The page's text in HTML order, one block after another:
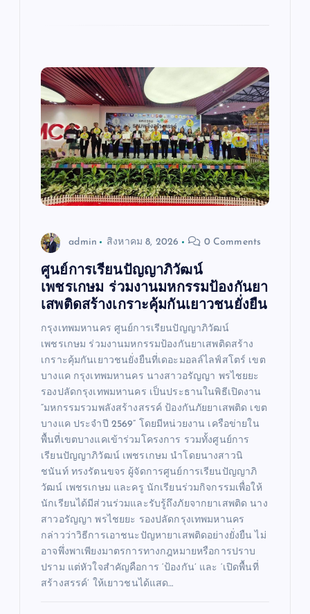
admin สิงหาคม 8, 2026 0 Comments
ศูนย์การเรียนปัญญาภิวัฒน์
เพชรเกษม ร่วมงานมหกรรมป้องกันยา
เสพติดสร้างเกราะคุ้มกันเยาวชนยั่งยืน
กรุงเทพมหานคร ศูนย์การเรียนปัญญาภิวัฒน์
เพชรเกษม ร่วมงานมหกรรมป้องกันยาเสพติดสร้าง
เกราะคุ้มกันเยาวชนยั่งยืนที่เดอะมอลล์ไลฟ์สโตร์ เขต
บางแค กรุงเทพมหานคร นางสาวอรัญญา พรไชยยะ
รองปลัดกรุงเทพมหานคร เป็นประธานในพิธีเปิดงาน
“มหกรรมรวมพลังสร้างสรรค์ ป้องกันภัยยาเสพติด เขต
บางแค ประจำปี 2569” โดยมีหน่วยงาน เครือข่ายใน
พื้นที่เขตบางแคเข้าร่วมโครงการ รวมทั้งศูนย์การ
เรียนปัญญาภิวัฒน์ เพชรเกษม นำโดยนางสาวนิ
ชนันท์ ทรงรัตนขจร ผู้จัดการศูนย์การเรียนปัญญาภิ
วัฒน์ เพชรเกษม และครู นักเรียนร่วมกิจกรรมเพื่อให้
นักเรียนได้มีส่วนร่วมและรับรู้ถึงภัยจากยาเสพติด นาง
สาวอรัญญา พรไชยยะ รองปลัดกรุงเทพมหานคร
กล่าวว่าวิธีการเอาชนะปัญหายาเสพติดอย่างยั่งยืน ไม่
อาจพึ่งพาเพียงมาตรการทางกฎหมายหรือการปราบ
ปราม แต่หัวใจสำคัญคือการ ‘ป้องกัน’ และ ‘เปิดพื้นที่
สร้างสรรค์’ ให้เยาวชนได้แสด…